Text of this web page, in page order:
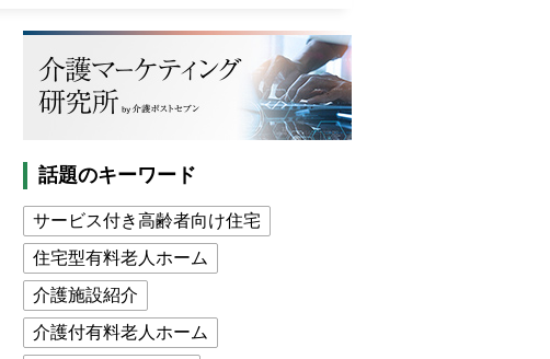
話題のキーワード
サービス付き高齢者向け住宅
住宅型有料老人ホーム
介護施設紹介
介護付有料老人ホーム